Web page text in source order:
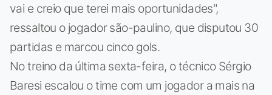
vai e creio que terei mais oportunidades",
ressaltou o jogador são-paulino, que disputou 30
partidas e marcou cinco gols.
No treino da última sexta-feira, o técnico Sérgio
Baresi escalou o time com um jogador a mais na